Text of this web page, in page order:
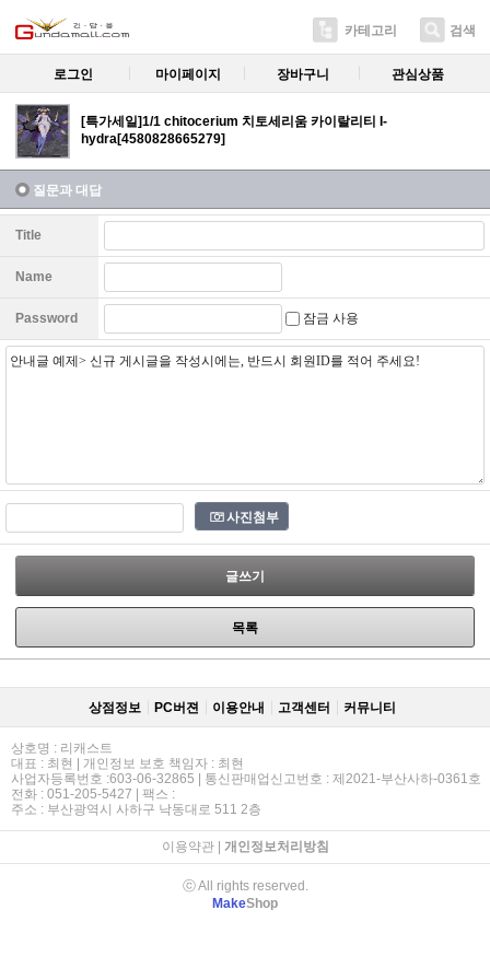
카테고리 검색
로그인 마이페이지 장바구니 관심상품
[특가세일]1/1 chitocerium 치토세리움 카이랄리티 I-
hydra[4580828665279]
질문과 대답
Title
Name
Password 잠금 사용
사진첨부
글쓰기
목록
상점정보 PC버젼 이용안내 고객센터 커뮤니티
상호명 : 리캐스트
대표 : 최현 | 개인정보 보호 책임자 : 최현
사업자등록번호 :603-06-32865 | 통신판매업신고번호 : 제2021-부산사하-0361호
전화 : 051-205-5427 | 팩스 :
주소 : 부산광역시 사하구 낙동대로 511 2층
이용약관| 개인정보처리방침
ⓒ All rights reserved.
MakeShop